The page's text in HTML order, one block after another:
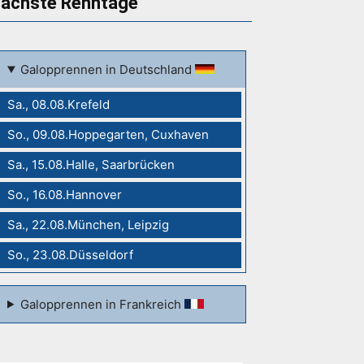
Galopprennen in Deutschland
Sa., 08.08.Krefeld
So., 09.08.Hoppegarten, Cuxhaven
Sa., 15.08.Halle, Saarbrücken
So., 16.08.Hannover
Sa., 22.08.München, Leipzig
So., 23.08.Düsseldorf
Galopprennen in Frankreich